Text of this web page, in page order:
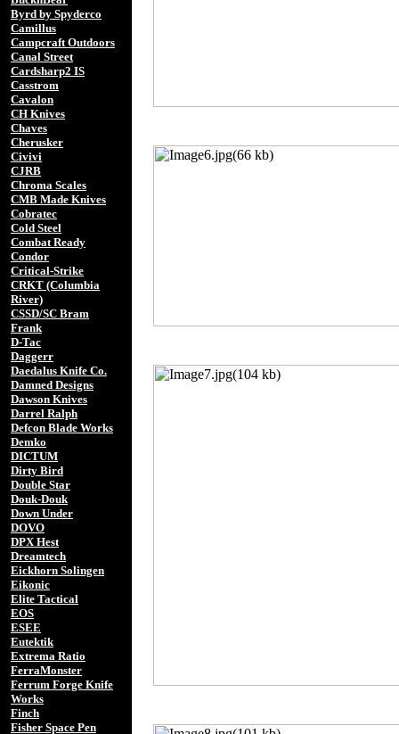
Byrd by Spyderco
Camillus
Campcraft Outdoors
Canal Street
Cardsharp2 IS
Casstrom
Cavalon
CH Knives
Chaves
Cherusker
Civivi
CJRB
Chroma Scales
CMB Made Knives
Cobratec
Cold Steel
Combat Ready
Condor
Critical-Strike
CRKT (Columbia
River)
CSSD/SC Bram
Frank
D-Tac
Daggerr
Daedalus Knife Co.
Damned Designs
Dawson Knives
Darrel Ralph
Defcon Blade Works
Demko
DICTUM
Dirty Bird
Double Star
Douk-Douk
Down Under
DOVO
DPX Hest
Dreamtech
Eickhorn Solingen
Eikonic
Elite Tactical
EOS
ESEE
Eutektik
Extrema Ratio
FerraMonster
Ferrum Forge Knife
Works
Finch
Fisher Space Pen